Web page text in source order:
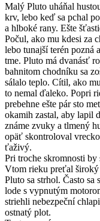
Malý Pluto uháňal
krv, lebo keď sa pchal
a hlboké rany. Ešte
Počul, ako mu kdesi za
lebo tunajší terén pozná
tme. Pluto má dvanásť
bahnitom chodníku sa
sálalo teplo. Cítil, ako
to nemal ďaleko. Popri
prebehne ešte pár sto
okamih zastal, aby lapil
známe zvuky a tlmený
opäť skontroloval
ťaživý.
Pri troche skromnosti
Vtom rieku preťal široký
Pluto sa strhol. Často sa
lode s vypnutým
striehli nebezpeční
ostnatý plot.